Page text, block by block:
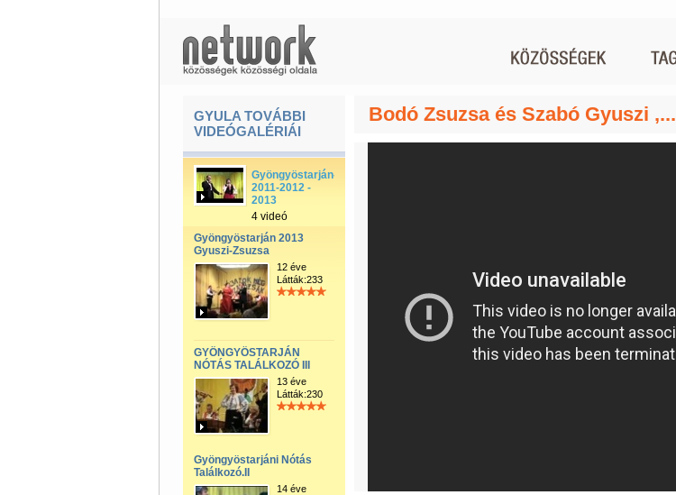
GYULA TOVÁBBI
VIDEÓGALÉRIÁI
Gyöngyöstarján-
2011-2012 -
2013
4 videó
Gyöngyöstarján 2013
Gyuszi-Zsuzsa
12 éve
Látták:233
GYÖNGYÖSTARJÁN
NÓTÁS TALÁLKOZÓ III
13 éve
Látták:230
Gyöngyöstarjáni Nótás
Találkozó.II
14 éve
Bodó Zsuzsa és Szabó Gyuszi ,...